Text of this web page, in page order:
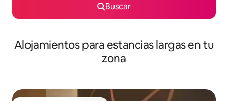
Buscar
Alojamientos para estancias largas en tu
zona